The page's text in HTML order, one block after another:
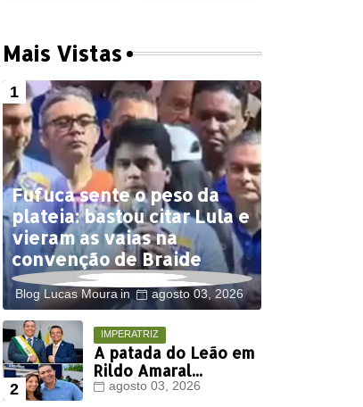
Mais Vistas
Fufuca sente o peso da
plateia: bastou citar Lula e
vieram as vaias na
convenção de Braide
Blog Lucas Moura agosto 03, 2026
IMPERATRIZ
A patada do Leão em
Rildo Amaral...
agosto 03, 2026